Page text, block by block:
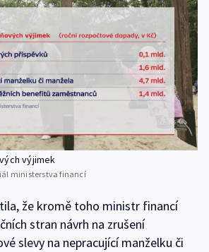
výjimek
ministerstva financí
že kromě toho ministr financí
stran návrh na zrušení
slevy na nepracující manželku či